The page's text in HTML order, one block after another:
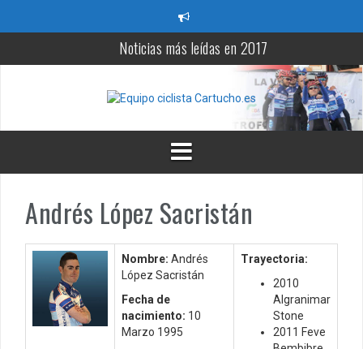
Noticias más leídas en 2017
Victoria de Leangel Linarez en la XV Clásica Santa Ana
5 videos más vistos en nuestro canal de Youtube
Resultados de XIV Trofeo Virgen del Carmen
Prueba Loinaz Memorial Ion Lazkano 2017
Ciclistas más buscados en nuestra web
Andrés López Sacristán
Nombre: Andrés
López Sacristán
Fecha de
nacimiento: 10
Marzo 1995
Trayectoria:
2010
Algranimar
Stone
2011 Feve